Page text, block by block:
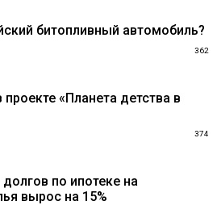
битопливный автомобиль?
362
проекте «Планета детства в
374
по ипотеке на
вырос на 15%